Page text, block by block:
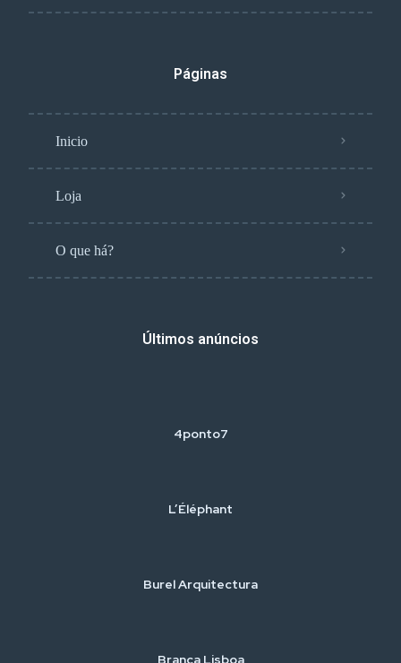
Páginas
Inicio
Loja
O que há?
Últimos anúncios
4ponto7
L’Éléphant
Burel Arquitectura
Branca Lisboa